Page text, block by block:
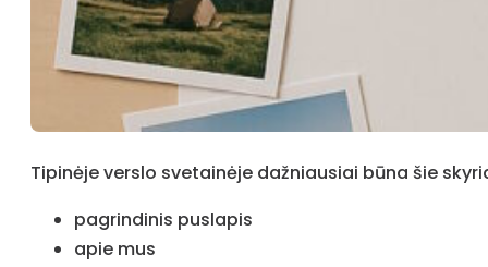
Tipinėje verslo svetainėje dažniausiai būna šie
pagrindinis puslapis
apie mus